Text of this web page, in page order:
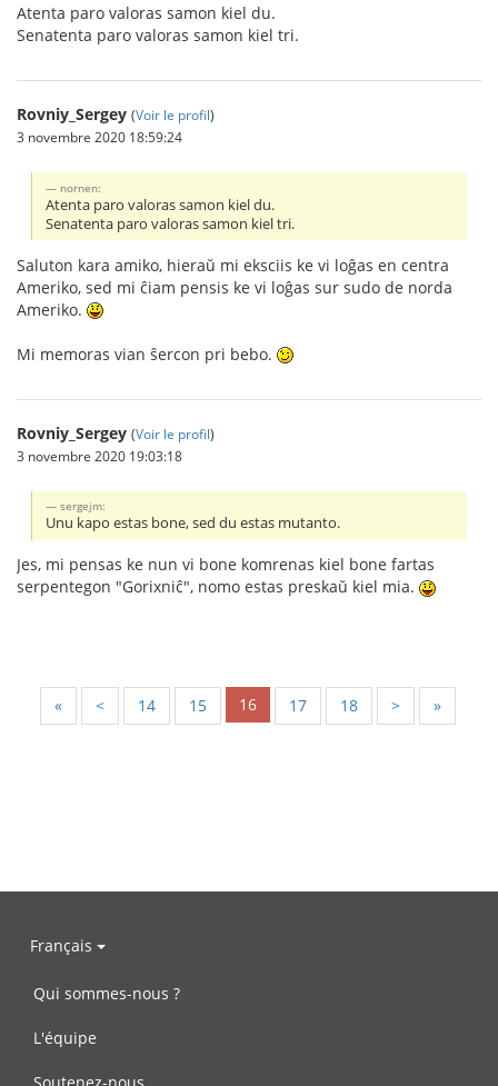
Atenta paro valoras samon kiel du.
Senatenta paro valoras samon kiel tri.
Rovniy_Sergey (Voir le profil)
3 novembre 2020 18:59:24
nornen:
Atenta paro valoras samon kiel du.
Senatenta paro valoras samon kiel tri.
Saluton kara amiko, hieraŭ mi eksciis ke vi loĝas en centra
Ameriko, sed mi ĉiam pensis ke vi loĝas sur sudo de norda
Ameriko.
Mi memoras vian ŝercon pri bebo.
Rovniy_Sergey (Voir le profil)
3 novembre 2020 19:03:18
sergejm:
Unu kapo estas bone, sed du estas mutanto.
Jes, mi pensas ke nun vi bone komrenas kiel bone fartas
serpentegon "Gorixniĉ", nomo estas preskaŭ kiel mia.
« < 14 15 16 17 18 > »
Français
Qui sommes-nous ?
L'équipe